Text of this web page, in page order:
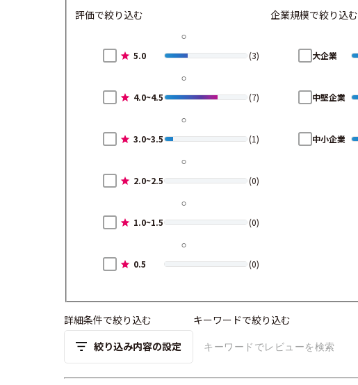
評価で絞り込む
5.0 (3)
4.0~4.5 (7)
3.0~3.5 (1)
2.0~2.5 (0)
1.0~1.5 (0)
0.5 (0)
企業規模で絞り込む
大企業
中堅企業
中小企業
詳細条件で絞り込む
絞り込み内容の設定
キーワードで絞り込む